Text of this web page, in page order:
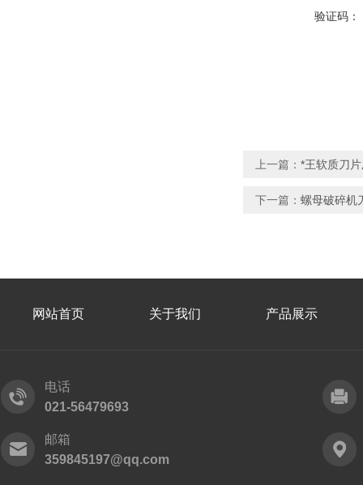
验证码：
上一篇： *王软质刀
下一篇： 螺母破碎机
网站首页 关于我们 产品展示
电话
021-56479693
邮箱
359845197@qq.com